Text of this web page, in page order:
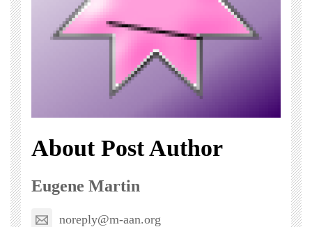
About Post Author
Eugene Martin
noreply@m-aan.org